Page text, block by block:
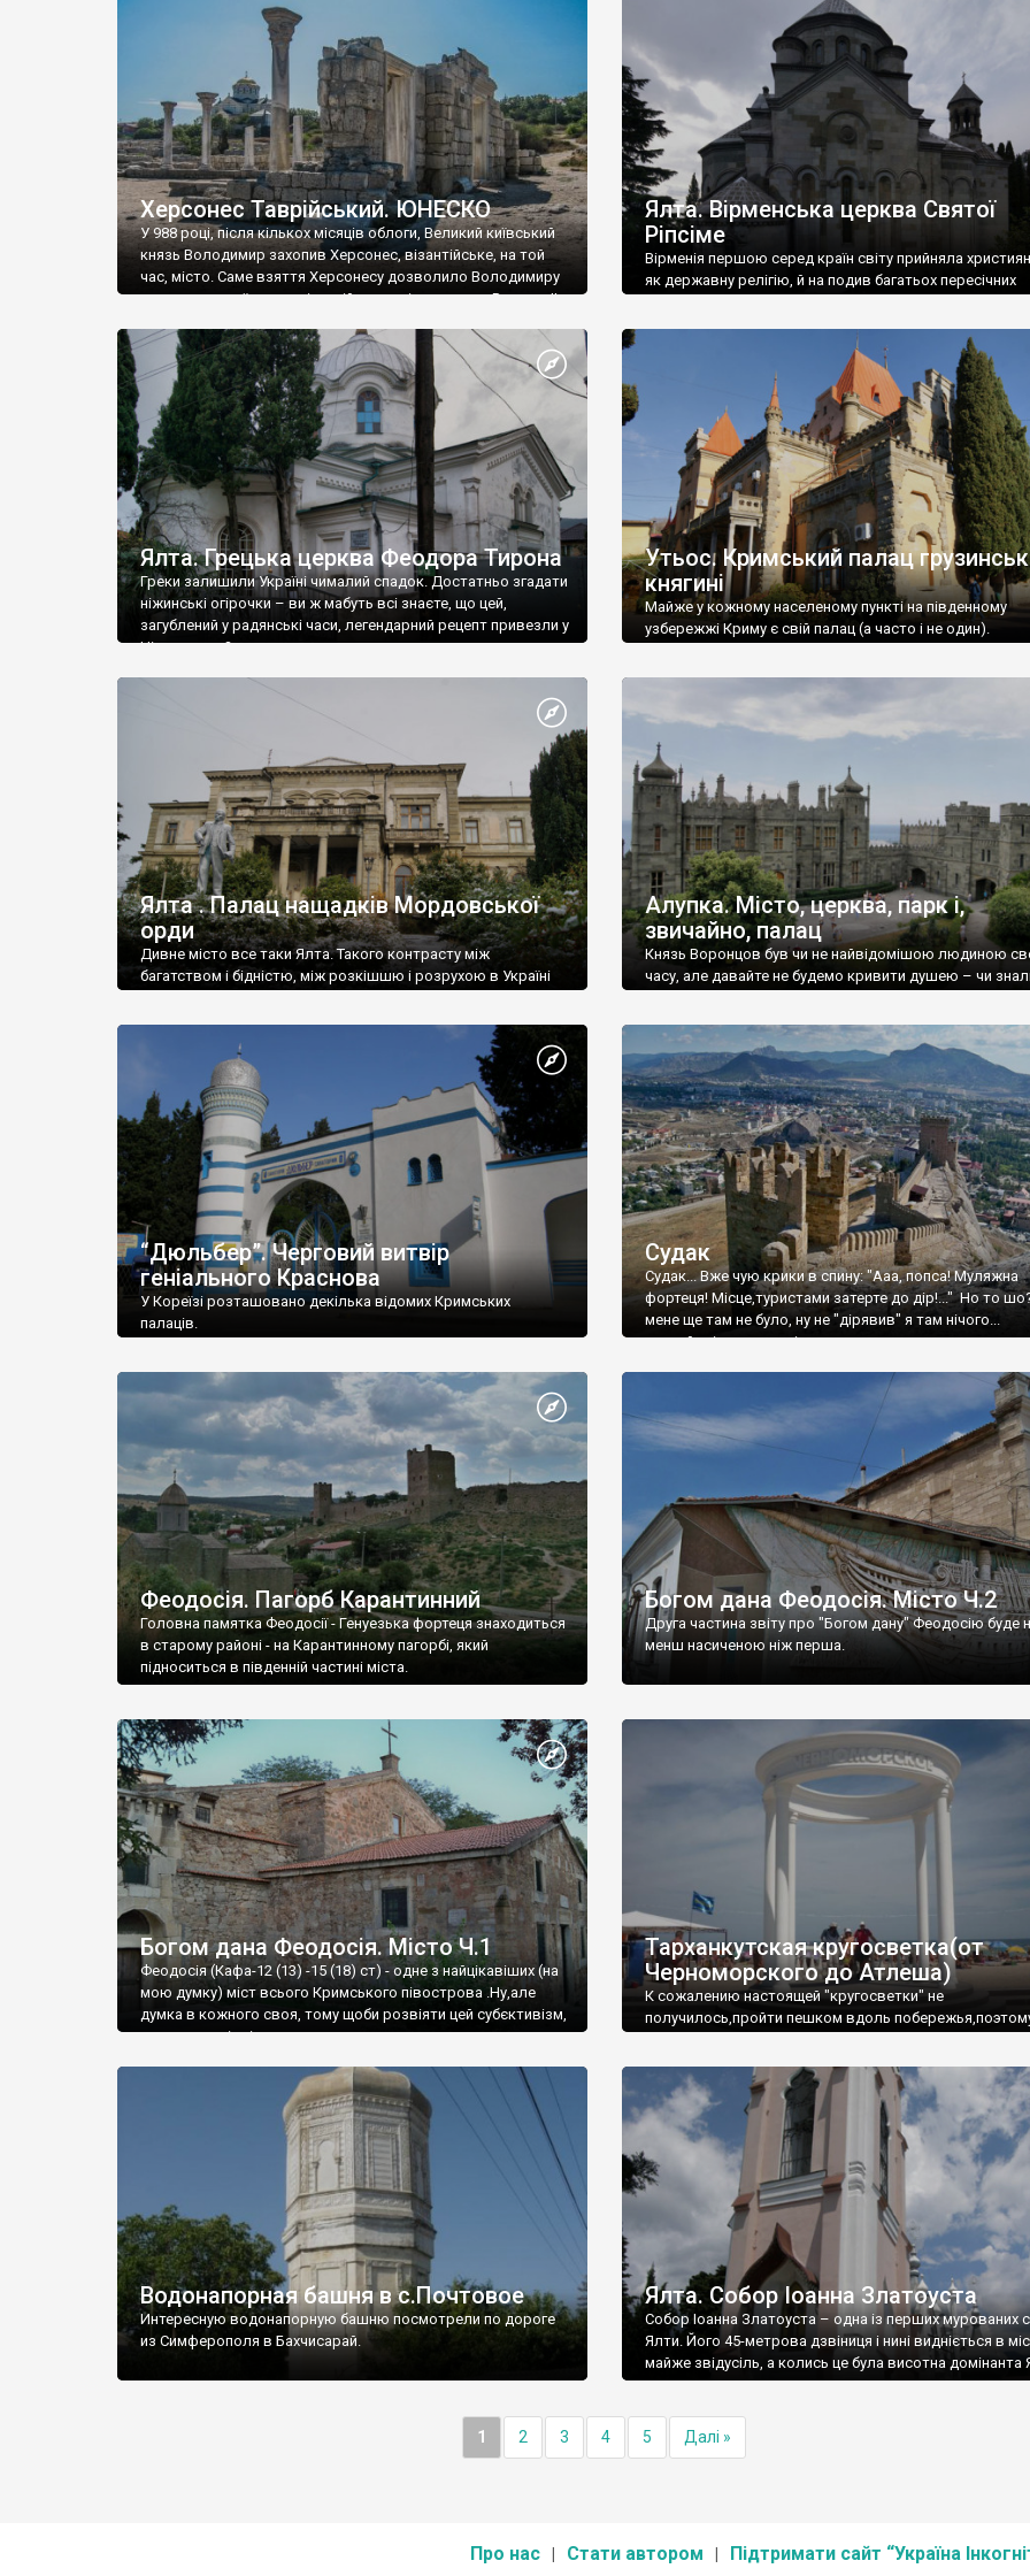
візантійської доби. Раритети викрадені з фондів об’єкту
культурної спадщини ЮНЕСКО «Херсонеса Таврійського».
Офіційно – на виставку «Золото Візантії», але експерти та
влада в Україні вважають це лише […]
називаються «повстяками» (postaki)…” “Вино. Крим
виробляє відмінне вино і його вдосталь: воно все
легке біле і дуже […]
Херсонес Таврійський. ЮНЕСКО
У 988 році, після кількох місяців облоги, Великий київський
князь Володимир захопив Херсонес, візантійське, на той
час, місто. Саме взяття Херсонесу дозволило Володимиру
диктувати свої умови візантійському імператору Василю ІІ,
Херсонесі Володимир-язичник, став Василем-
християнином. А потім було Хрещення Русі. На честь
Херсонесу Таврійського названо місто […]
Ялта. Вірменська церква Святої
Ріпсіме
Вірменія першою серед країн світу прийняла
як державну релігію, й на подив багатьох пересічних
Ялта. Грецька церква Феодора Тирона
Греки залишили Україні чималий спадок. Достатньо згадати
ніжинські огірочки – ви ж мабуть всі знаєте, що цей,
загублений у радянські часи, легендарний рецепт привезли у
Ніжин греки?
Утьос. Кримський палац
княгині
Майже у кожному населеному пункті на південному
узбережжі Криму є свій палац (а часто і не один).
Ялта . Палац нащадків Мордовської
орди
Дивне місто все таки Ялта. Такого контрасту між
багатством і бідністю, між розкішшю і розрухою в Україні
Алупка. Місто, церква, парк і,
звичайно, палац
Князь Воронцов був чи не найвідомішою людиною
часу, але давайте не будемо кривити душею – чи
“Дюльбер”. Черговий витвір
геніального Краснова
У Кореїзі розташовано декілька відомих Кримських
палаців.
Судак
Судак... Вже чую крики в спину: "Ааа, попса! Муляжна
фортеця! Місце,туристами затерте до дір!..." Но то
мене ще там не було, ну не "дірявив" я там нічого...
принаймні до цього літа.
Феодосія. Пагорб Карантинний
Головна памятка Феодосії - Генуезька фортеця знаходиться
в старому районі - на Карантинному пагорбі, який
підноситься в південній частині міста.
Богом дана Феодосія. Місто Ч.2
Друга частина звіту про "Богом дану" Феодосію буде
менш насиченою ніж перша.
Богом дана Феодосія. Місто Ч.1
Феодосія (Кафа-12 (13) -15 (18) ст) - одне з найцікавіших (на
мою думку) міст всього Кримського півострова .Ну,але
думка в кожного своя, тому щоби розвіяти цей субєктивізм,
запрошую відвідати це
Тарханкутская кругосветка(от
Черноморского до Атлеша)
К сожалению настоящей "кругосветки" не
получилось,пройти пешком вдоль
Водонапорная башня в с.Почтовое
Интересную водонапорную башню посмотрели по дороге
из Симферополя в Бахчисарай.
Ялта. Собор Іоанна Златоуста
Собор Іоанна Златоуста – одна із перших мурованих
Ялти. Його 45-метрова дзвіниця і нині видніється в
майже звідусіль, а колись це була висотна домінанта
1 2 3 4 5 Далі »
Про нас Стати автором Підтримати сайт “Україна